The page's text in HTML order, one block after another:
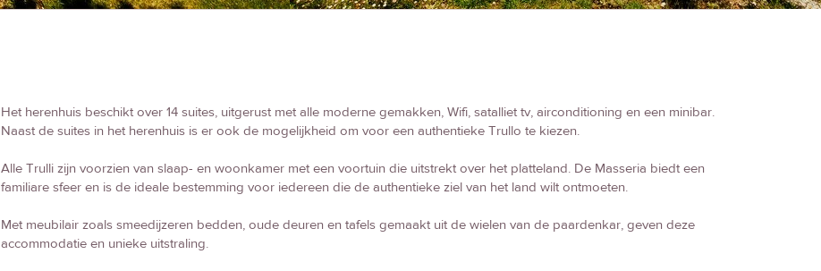
Het herenhuis beschikt over 14 suites, uitgerust met alle moderne gemakken, Wifi, satalliet tv, airconditioning en een minibar.
Naast de suites in het herenhuis is er ook de mogelijkheid om voor een authentieke Trullo te kiezen.
Alle Trulli zijn voorzien van slaap- en woonkamer met een voortuin die uitstrekt over het platteland. De Masseria biedt een
familiare sfeer en is de ideale bestemming voor iedereen die de authentieke ziel van het land wilt ontmoeten.
Met meubilair zoals smeedijzeren bedden, oude deuren en tafels gemaakt uit de wielen van de paardenkar, geven deze
accommodatie en unieke uitstraling.